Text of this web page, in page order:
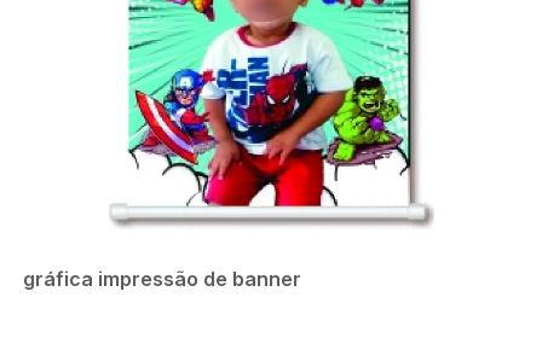
gráfica impressão de banner